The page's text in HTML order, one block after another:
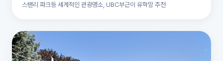
스탠리 파크등 세계적인 관광명소, UBC부근이 유학맘 추천